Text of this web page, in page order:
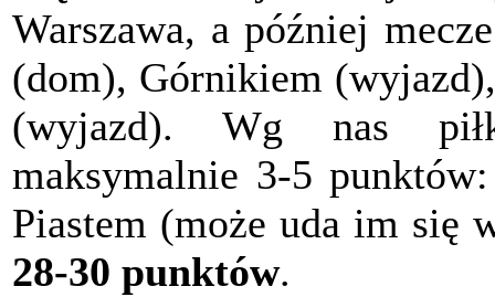
Warszawa, a później
(dom), Górnikiem
(wyjazd). Wg nas
maksymalnie 3-5
Piastem (może uda im się
28-30 punktów.